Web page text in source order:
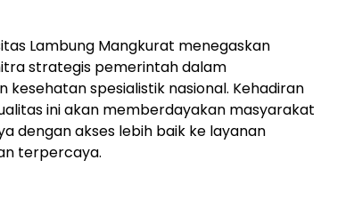
Lambung Mangkurat menegaskan
strategis pemerintah dalam
kesehatan spesialistik nasional. Kehadiran
ini akan memberdayakan masyarakat
dengan akses lebih baik ke layanan
terpercaya.